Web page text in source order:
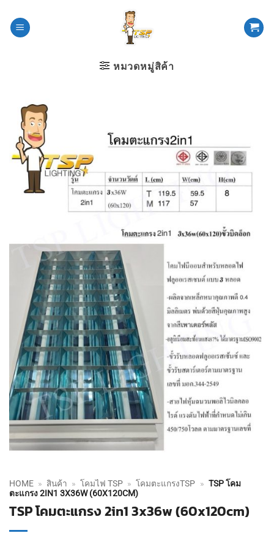
หมวดหมู่สิค้า
HOME » สินค้า » โคมไฟ TSP » โคมตะแกรงTSP » TSP โคม
ตะแกรง 2IN1 3X36W (60X120CM)
TSP โคมตะแกรง 2in1 3x36w (60x120cm)